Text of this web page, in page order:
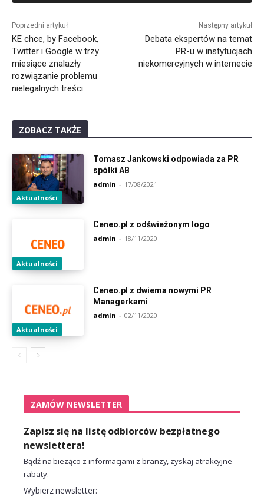
Poprzedni artykuł
KE chce, by Facebook,
Twitter i Google w trzy
miesiące znalazły
rozwiązanie problemu
nielegalnych treści
Następny artykuł
Debata ekspertów na temat
PR-u w instytucjach
niekomercyjnych w internecie
ZOBACZ TAKŻE
Aktualności
Tomasz Jankowski odpowiada za PR
spółki AB
admin - 17/08/2021
Aktualności
Ceneo.pl z odświeżonym logo
admin - 18/11/2020
Aktualności
Ceneo.pl z dwiema nowymi PR
Managerkami
admin - 02/11/2020
ZAMÓW NEWSLETTER
Zapisz się na listę odbiorców bezpłatnego
newslettera!
Bądź na bieżąco z informacjami z branży, zyskaj atrakcyjne
rabaty.
Wybierz newsletter: